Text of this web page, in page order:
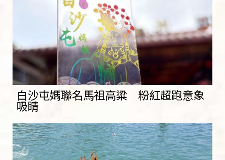
白沙屯媽聯名馬祖高粱 粉紅超跑意象
吸睛